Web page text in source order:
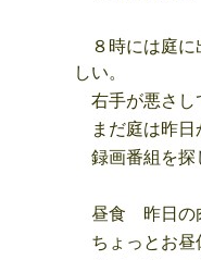
８時には庭に
しい。
右手が悪さし
まだ庭は昨日
録画番組を探
昼食 昨日の肉
ちょっとお昼